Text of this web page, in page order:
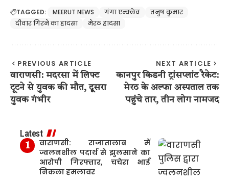
TAGGED: MEERUT NEWS गंगा एन्क्लेव
तनुष कुमार
दीवार गिरने का हादसा
मेरठ हादसा
PREVIOUS ARTICLE
वाराणसी: मदरसा में लिफ्ट
टूटने से युवक की मौत, दूसरा
युवक गंभीर
NEXT ARTICLE
कानपुर किडनी ट्रांसप्लांट रैकेट:
मेरठ के अल्फा अस्पताल तक
पहुंचे तार, तीन लोग नामजद
Latest
वाराणसी: राजातालाब में
ज्वलनशील पदार्थ से झुलसाने का
आरोपी गिरफ्तार, चचेरा भाई
निकला हमलावर